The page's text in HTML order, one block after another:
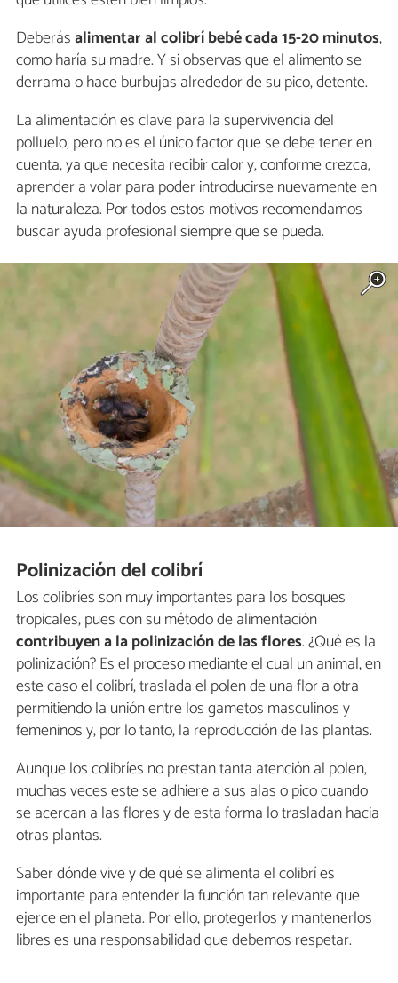
Deberásalimentar al colibrí bebé cada 15-20 minutos,
como haría su madre. Y si observas que el alimento se
derrama o hace burbujas alrededor de su pico, detente.
La alimentación es clave para la supervivencia del
polluelo, pero no es el único factor que se debe tener en
cuenta, ya que necesita recibir calor y, conforme crezca,
aprender a volar para poder introducirse nuevamente en
la naturaleza. Por todos estos motivos recomendamos
buscar ayuda profesional siempre que se pueda.
Polinización del colibrí
Los colibríes son muy importantes para los bosques
tropicales, pues con su método de alimentación
contribuyen a la polinización de las flores. ¿Qué es la
polinización? Es el proceso mediante el cual un animal, en
este caso el colibrí, traslada el polen de una flor a otra
permitiendo la unión entre los gametos masculinos y
femeninos y, por lo tanto, la reproducción de las plantas.
Aunque los colibríes no prestan tanta atención al polen,
muchas veces este se adhiere a sus alas o pico cuando
se acercan a las flores y de esta forma lo trasladan hacia
otras plantas.
Saber dónde vive y de qué se alimenta el colibrí es
importante para entender la función tan relevante que
ejerce en el planeta. Por ello, protegerlos y mantenerlos
libres es una responsabilidad que debemos respetar.